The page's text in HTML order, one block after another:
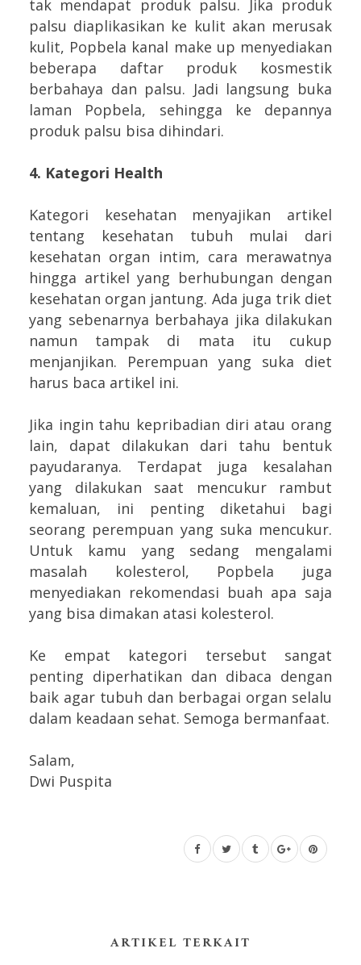
tak mendapat produk palsu. Jika produk
palsu diaplikasikan ke kulit akan merusak
kulit, Popbela kanal make up menyediakan
beberapa daftar produk kosmestik
berbahaya dan palsu. Jadi langsung buka
laman Popbela, sehingga ke depannya
produk palsu bisa dihindari.
4. Kategori Health
Kategori kesehatan menyajikan artikel
tentang kesehatan tubuh mulai dari
kesehatan organ intim, cara merawatnya
hingga artikel yang berhubungan dengan
kesehatan organ jantung. Ada juga trik diet
yang sebenarnya berbahaya jika dilakukan
namun tampak di mata itu cukup
menjanjikan. Perempuan yang suka diet
harus baca artikel ini.
Jika ingin tahu kepribadian diri atau orang
lain, dapat dilakukan dari tahu bentuk
payudaranya. Terdapat juga kesalahan
yang dilakukan saat mencukur rambut
kemaluan, ini penting diketahui bagi
seorang perempuan yang suka mencukur.
Untuk kamu yang sedang mengalami
masalah kolesterol, Popbela juga
menyediakan rekomendasi buah apa saja
yang bisa dimakan atasi kolesterol.
Ke empat kategori tersebut sangat
penting diperhatikan dan dibaca dengan
baik agar tubuh dan berbagai organ selalu
dalam keadaan sehat. Semoga bermanfaat.
Salam,
Dwi Puspita
ARTIKEL TERKAIT